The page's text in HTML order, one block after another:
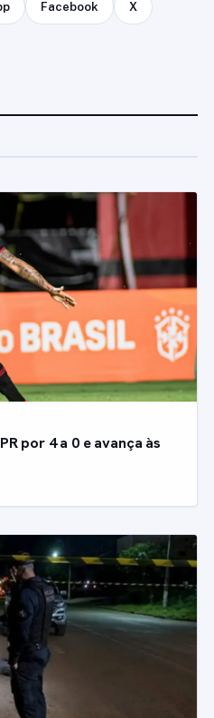
Facebook X
por 4 a 0 e avança às